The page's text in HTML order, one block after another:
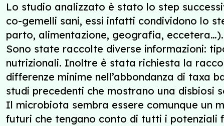
Lo studio analizzato è stato lo step
co-gemelli sani, essi infatti condividono lo
parto, alimentazione, geografia,
Sono state raccolte diverse informazioni:
nutrizionali. Inoltre è stata richiesta la
differenze minime nell’abbondanza di taxa
studi precedenti che mostrano una disbiosi
Il microbiota sembra essere comunque un
futuri che tengano conto di tutti i